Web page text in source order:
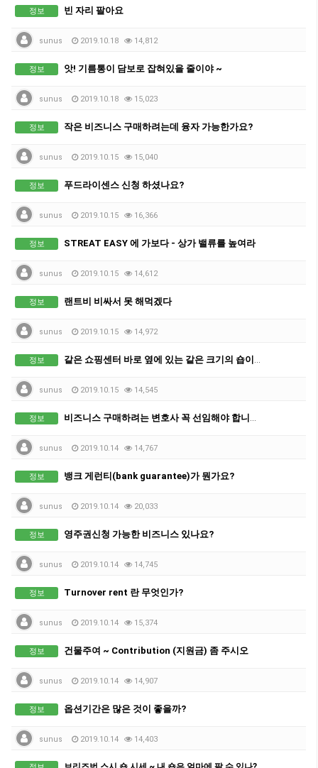
정보 빈 자리 팔아요
sunus 2019.10.18 14,812
정보 앗! 기름통이 담보로 잡혀있을 줄이야 ~
sunus 2019.10.18 15,023
정보 작은 비즈니스 구매하려는데 융자 가능한가요?
sunus 2019.10.15 15,040
정보 푸드라이센스 신청 하셨나요?
sunus 2019.10.15 16,366
정보 STREAT EASY 에 가보다 - 상가 밸류를 높여라
sunus 2019.10.15 14,612
정보 랜트비 비싸서 못 해먹겠다
sunus 2019.10.15 14,972
정보 같은 쇼핑센터 바로 옆에 있는 같은 크기의 숍이라도 랜트비는 다르다
sunus 2019.10.15 14,545
정보 비즈니스 구매하려는 변호사 꼭 선임해야 합니까?
sunus 2019.10.14 14,767
정보 뱅크 게런티(bank guarantee)가 뭔가요?
sunus 2019.10.14 20,033
정보 영주권신청 가능한 비즈니스 있나요?
sunus 2019.10.14 14,745
정보 Turnover rent 란 무엇인가?
sunus 2019.10.14 15,374
정보 건물주여 ~ Contribution (지원금) 좀 주시오
sunus 2019.10.14 14,907
정보 옵션기간은 많은 것이 좋을까?
sunus 2019.10.14 14,403